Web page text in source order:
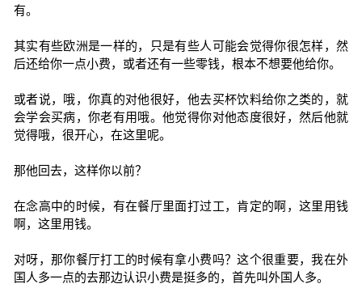
有。
其实有些欧洲是一样的，只是有些人可能会觉得你很怎样，然
后还给你一点小费，或者还有一些零钱，根本不想要他给你。
或者说，哦，你真的对他很好，他去买杯饮料给你之类的，就
会学会买病，你老有用哦。他觉得你对他态度很好，然后他就
觉得哦，很开心，在这里呢。
那他回去，这样你以前？
在念高中的时候，有在餐厅里面打过工，肯定的啊，这里用钱
啊，这里用钱。
对呀，那你餐厅打工的时候有拿小费吗？这个很重要，我在外
国人多一点的去那边认识小费是挺多的，首先叫外国人多。